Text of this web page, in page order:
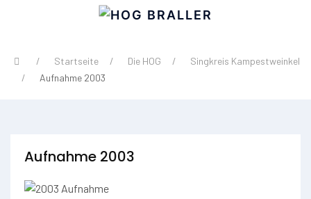
Startseite Die HOG
Singkreis Kampestweinkel
Aufnahme 2003
Aufnahme 2003